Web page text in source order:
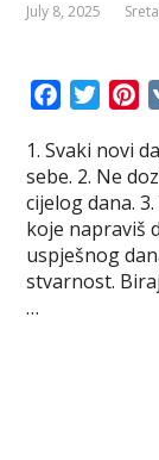
July 8, 2025
c
e
b
o
o
T
i
t
t
e
r
n
t
e
r
e
1. Svaki novi
sebe. 2. Ne
cijelog dana.
koje napraviš
uspješnog
stvarnost.
…